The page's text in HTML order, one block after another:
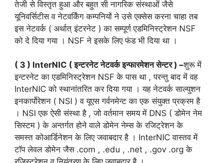
तेजी से विस्तृत हुआ और बहुत सी नागरिक संस्थाओं जैसे
यूनिवर्सिटीस व नेटवर्किंग कम्पनियों ने उसे एक्सेस करना चाहा तब
इस नेटवर्क ( अर्थात् इंटरनेट ) का सम्पूर्ण एडमिनिस्ट्रेशन NSF
को दे दिया गया । NSF ने इसके लिए फंड भी दिया था ।
( 3 ) InterNIC ( इन्टरनेट नेटवर्क इन्फारमेशन सेन्टर ) –शुरू में
इन्टरनेट का एडमिनिस्ट्रेशन NSF के पास था , परन्तु बाद में वह
InterNIC को स्थानांतरित कर दिया गया । यह नेटवर्क साल्युशन
इनकार्पोरेशन ( NSI ) व यूएस गर्वनमेन्ट का एक संयुक्त प्रक्रम है
। NSI एक ऐसी संस्था है , जो वर्तमान समय में DNS ( डोमेन नेम
सिस्टम ) के अन्तर्गत होने वाले डोमेन नेम्स के रजिट्रेशन के
समस्त कोआर्डिनेशन के लिए जवाबदार है । InterNIC वास्तव में
टॉप लेवल डोमेन जैस .com , .edu , .net , .gov .org के